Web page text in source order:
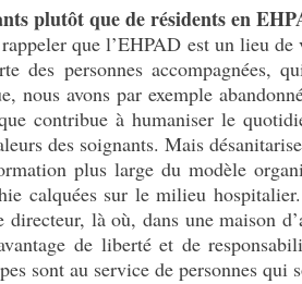
plutôt que de résidents en
que l’EHPAD est un lieu
des personnes accompagnées,
nous avons par exemple
contribue à humaniser le
des soignants. Mais
plus large du modèle
calquées sur le milieu
là où, dans une maison
de liberté et de
sont au service de personnes qui